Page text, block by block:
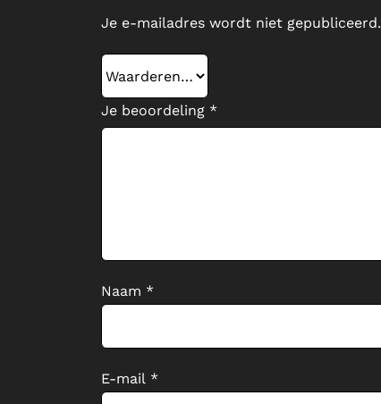
Je e-mailadres wordt niet gepubliceerd.
Je beoordeling *
Naam *
E-mail *